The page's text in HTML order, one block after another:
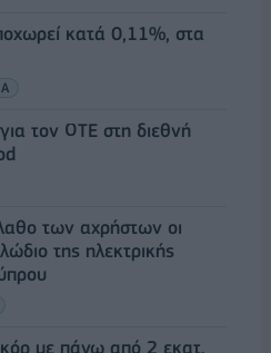
κατά 0,11%, στα
τον ΟΤΕ στη διεθνή
των αχρήστων οι
της ηλεκτρικής
με πάνω από 2 εκατ.